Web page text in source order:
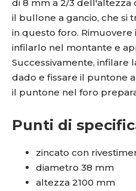
di 8 mm a 2/3 dell'altezza
il bullone a gancio, che si
in questo foro.
infilarlo nel montante e
Successivamente, infilare
dado e fissare il puntone
il puntone nel foro
Punti di
zincato con
diametro 38 mm
altezza 2100 mm